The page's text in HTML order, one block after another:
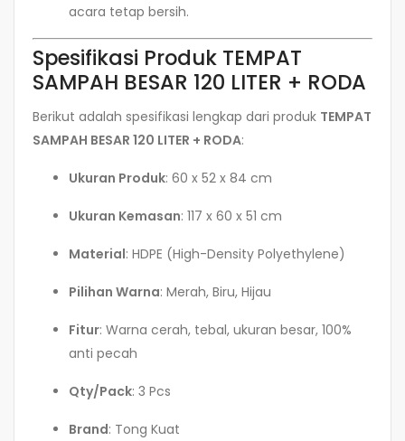
acara tetap bersih.
Spesifikasi Produk TEMPAT
SAMPAH BESAR 120 LITER + RODA
Berikut adalah spesifikasi lengkap dari produk TEMPAT
SAMPAH BESAR 120 LITER + RODA:
Ukuran Produk: 60 x 52 x 84 cm
Ukuran Kemasan: 117 x 60 x 51 cm
Material: HDPE (High-Density Polyethylene)
Pilihan Warna: Merah, Biru, Hijau
Fitur: Warna cerah, tebal, ukuran besar, 100%
anti pecah
Qty/Pack: 3 Pcs
Brand: Tong Kuat